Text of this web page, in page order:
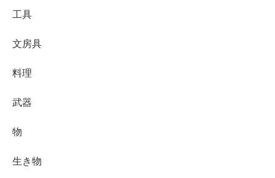
工具
文房具
料理
武器
物
生き物